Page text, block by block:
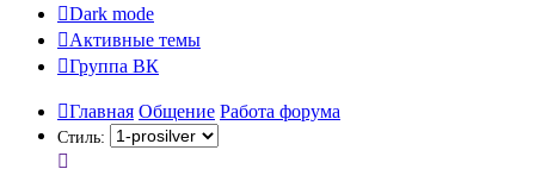
Dark mode
Активные темы
Группа ВК
Главная Общение Работа форума
Стиль: